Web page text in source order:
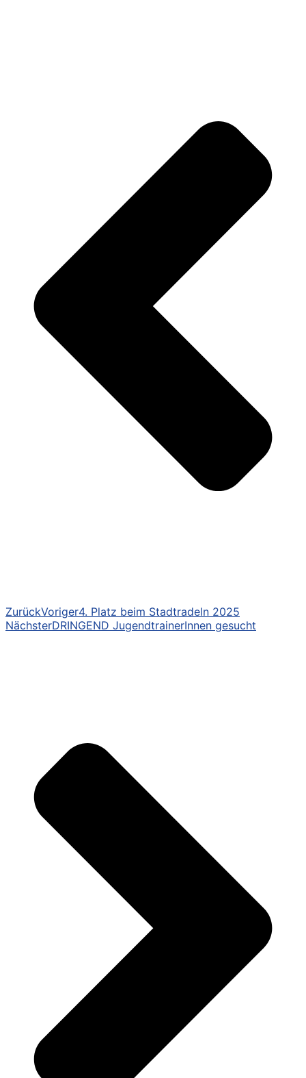
ZurückVoriger4. Platz beim Stadtradeln 2025
NächsterDRINGEND JugendtrainerInnen gesucht